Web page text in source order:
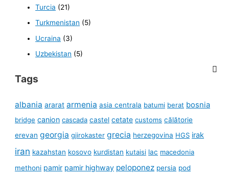
Turcia (21)
Turkmenistan (5)
Ucraina (3)
Uzbekistan (5)
Tags
albania ararat armenia asia centrala batumi berat bosnia
bridge canion cascada castel cetate customs călătorie
erevan georgia gjirokaster grecia herzegovina HGS irak
iran kazahstan kosovo kurdistan kutaisi lac macedonia
methoni pamir pamir highway peloponez persia pod